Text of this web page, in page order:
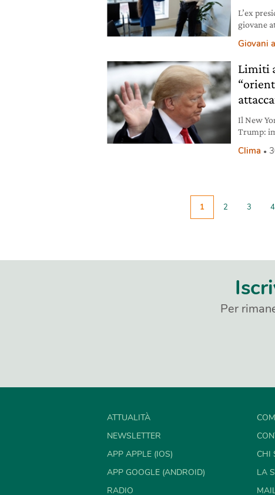
L’ex
giovane
Giovani
Limiti
Il New
Trump:
Clima
1 2 3 4
Per
ATTUALITÀ
NEWSLETTER
APP APPLE (IOS)
APP GOOGLE (ANDROID)
RADIO
CHI
LA